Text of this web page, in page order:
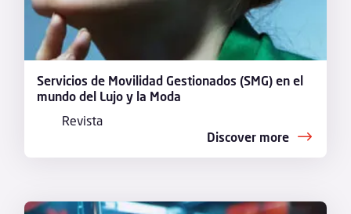
Servicios de Movilidad Gestionados (SMG) en el
mundo del Lujo y la Moda
Revista
Discover more